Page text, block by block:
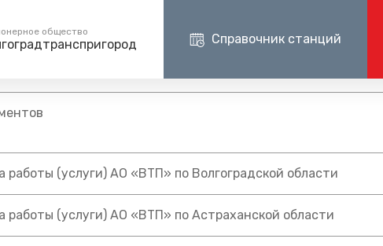
общество Справочник станций
служб
круглосуточно, без выходных
информации
работы (услуги) АО «ВТП» по Волгоградской области
работы (услуги) АО «ВТП» по Астраханской области